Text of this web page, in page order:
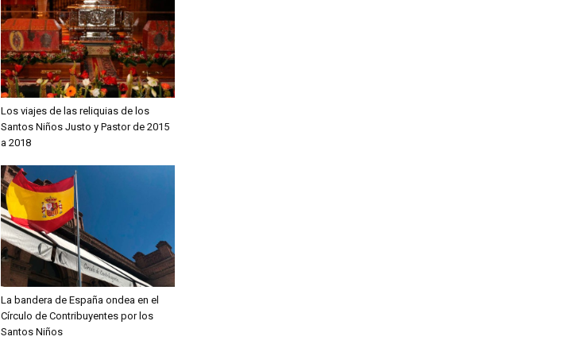
Los viajes de las reliquias de los
Santos Niños Justo y Pastor de 2015
a 2018
La bandera de España ondea en el
Círculo de Contribuyentes por los
Santos Niños